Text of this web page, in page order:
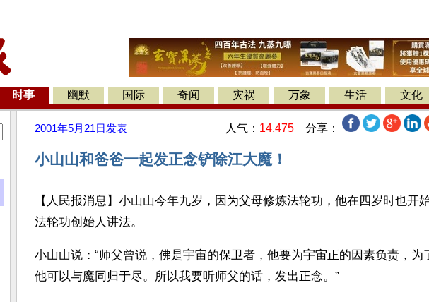
时事 幽默 国际 奇闻 灾祸 万象 生活 文化
2001年5月21日 发表 人气： 14,475 分享：
小山山和爸爸一起发正念铲除江大魔！
【人民报消息】小山山今年九岁，因为父母修炼法轮功，他在四岁时也开
法轮功创始人讲法。
小山山说：“师父曾说，佛是宇宙的保卫者，他要为宇宙正的因素负责，为
他可以与魔同归于尽。所以我要听师父的话，发出正念。”